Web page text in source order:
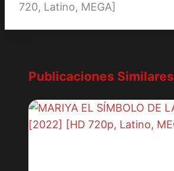
720, Latino, MEGA]
Publicaciones Similares